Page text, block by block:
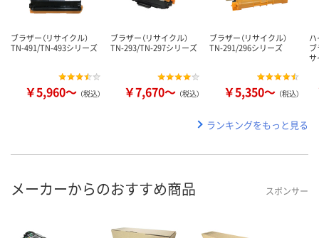
ブラザー（リサイクル）
TN-491/TN-493シリーズ
￥5,960～ （税込）
ブラザー（リサイクル）
TN-293/TN-297シリーズ
￥7,670～ （税込）
ブラザー（リサイクル）
TN-291/296シリーズ
￥5,350～ （税込）
ブ
ランキングをもっと見る
メーカーからのおすすめ商品 スポンサー